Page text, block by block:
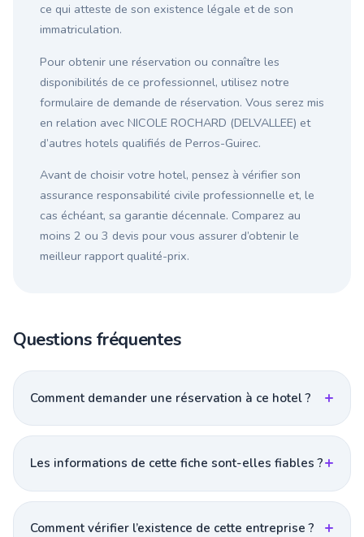
ce qui atteste de son existence légale et de son
immatriculation.
Pour obtenir une réservation ou connaître les
disponibilités de ce professionnel, utilisez notre
formulaire de demande de réservation. Vous serez mis
en relation avec NICOLE ROCHARD (DELVALLEE) et
d’autres hotels qualifiés de Perros-Guirec.
Avant de choisir votre hotel, pensez à vérifier son
assurance responsabilité civile professionnelle et, le
cas échéant, sa garantie décennale. Comparez au
moins 2 ou 3 devis pour vous assurer d’obtenir le
meilleur rapport qualité-prix.
Questions fréquentes
Comment demander une réservation à ce hotel ?
Les informations de cette fiche sont-elles fiables ?
Comment vérifier l’existence de cette entreprise ?